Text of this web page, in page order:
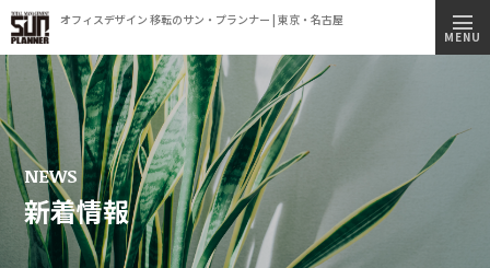
オフィスデザイン 移転のサン・プランナー | 東京・名古屋
トップページ
施工実績
事業内容
コンセプト
会社情報
ビルオーナー様へ
MENU
NEWS
新着情報